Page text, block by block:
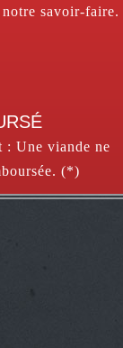
savoir-faire.
: Une viande ne
(*)